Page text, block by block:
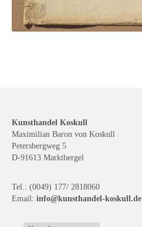
Kunsthandel Koskull
Maximilian Baron von Koskull
Petersbergweg 5
D-91613 Marktbergel
Tel.: (0049) 177/ 2818060
Email: info@kunsthandel-koskull.de